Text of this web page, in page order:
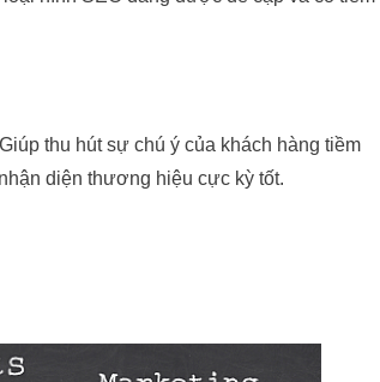
Giúp thu hút sự chú ý của khách hàng tiềm
diện thương hiệu cực kỳ tốt.